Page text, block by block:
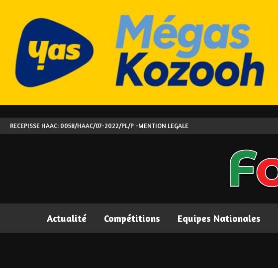
RECEPISSE HAAC: 0058/HAAC/07-2022/PL/P -MENTION LEGALE
Actualité Compétitions Equipes Nationales